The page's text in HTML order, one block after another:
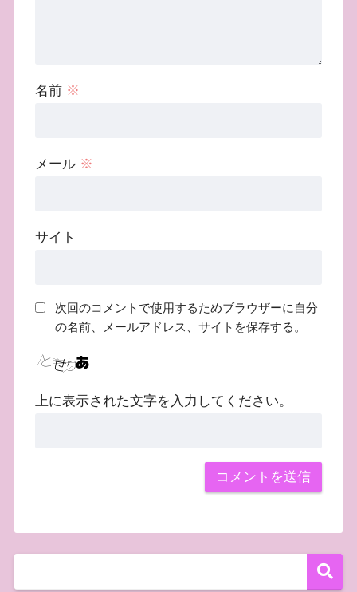
名前 ※
メール ※
サイト
次回のコメントで使用するためブラウザーに自分
の名前、メールアドレス、サイトを保存する。
上に表示された文字を入力してください。